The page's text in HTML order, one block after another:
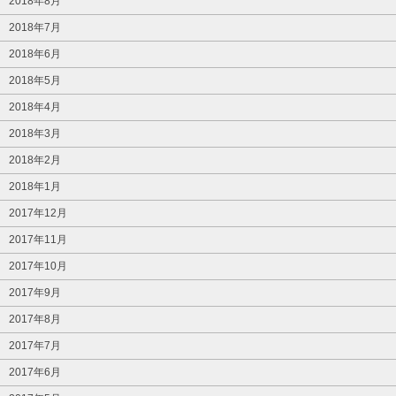
2018年7月
2018年6月
2018年5月
2018年4月
2018年3月
2018年2月
2018年1月
2017年12月
2017年11月
2017年10月
2017年9月
2017年8月
2017年7月
2017年6月